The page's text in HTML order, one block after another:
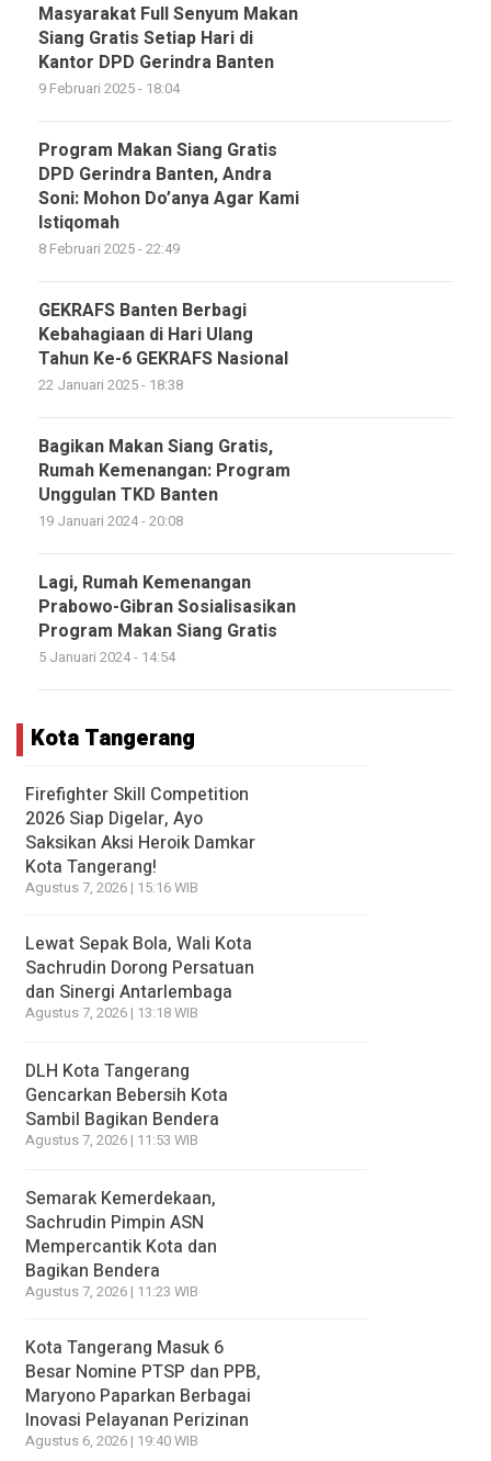
Masyarakat Full Senyum Makan
Siang Gratis Setiap Hari di
Kantor DPD Gerindra Banten
9 Februari 2025 - 18:04
Program Makan Siang Gratis
DPD Gerindra Banten, Andra
Soni: Mohon Do’anya Agar Kami
Istiqomah
8 Februari 2025 - 22:49
GEKRAFS Banten Berbagi
Kebahagiaan di Hari Ulang
Tahun Ke-6 GEKRAFS Nasional
22 Januari 2025 - 18:38
Bagikan Makan Siang Gratis,
Rumah Kemenangan: Program
Unggulan TKD Banten
19 Januari 2024 - 20:08
Lagi, Rumah Kemenangan
Prabowo-Gibran Sosialisasikan
Program Makan Siang Gratis
5 Januari 2024 - 14:54
Kota Tangerang
Firefighter Skill Competition
2026 Siap Digelar, Ayo
Saksikan Aksi Heroik Damkar
Kota Tangerang!
Agustus 7, 2026 | 15:16 WIB
Lewat Sepak Bola, Wali Kota
Sachrudin Dorong Persatuan
dan Sinergi Antarlembaga
Agustus 7, 2026 | 13:18 WIB
DLH Kota Tangerang
Gencarkan Bebersih Kota
Sambil Bagikan Bendera
Agustus 7, 2026 | 11:53 WIB
Semarak Kemerdekaan,
Sachrudin Pimpin ASN
Mempercantik Kota dan
Bagikan Bendera
Agustus 7, 2026 | 11:23 WIB
Kota Tangerang Masuk 6
Besar Nomine PTSP dan PPB,
Maryono Paparkan Berbagai
Inovasi Pelayanan Perizinan
Agustus 6, 2026 | 19:40 WIB